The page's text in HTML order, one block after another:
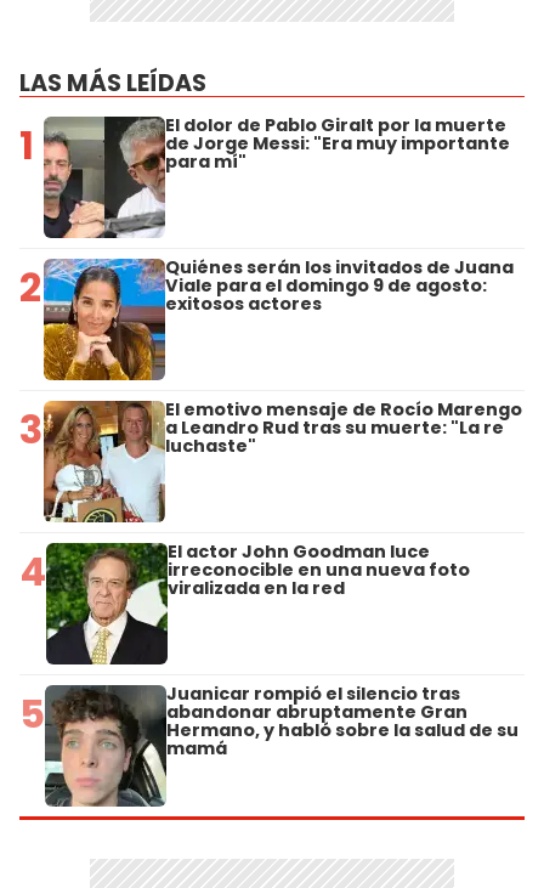
LAS MÁS LEÍDAS
1 El dolor de Pablo Giralt por la muerte
de Jorge Messi: "Era muy importante
para mí"
2 Quiénes serán los invitados de Juana
Viale para el domingo 9 de agosto:
exitosos actores
3 El emotivo mensaje de Rocío Marengo
a Leandro Rud tras su muerte: "La re
luchaste"
4 El actor John Goodman luce
irreconocible en una nueva foto
viralizada en la red
5 Juanicar rompió el silencio tras
abandonar abruptamente Gran
Hermano, y habló sobre la salud de su
mamá